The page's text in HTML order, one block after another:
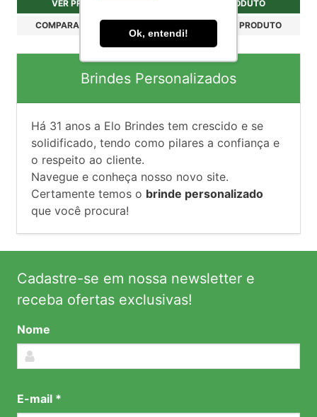
Ok, entendi!
VER PRODUTO
COMPARAR PRODUTO
VER PRODUTO
COMPARAR PRODUTO
Brindes Personalizados
Há 31 anos a Elo Brindes tem crescido e se
solidificado, tendo como pilares a confiança e
o respeito ao cliente.
Navegue e conheça nosso novo site.
Certamente temos o brinde personalizado
que você procura!
Cadastre-se em nossa newsletter e
receba ofertas exclusivas!
Nome
E-mail *